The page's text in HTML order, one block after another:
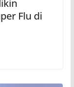
Flu di